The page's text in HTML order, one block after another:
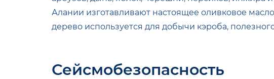
Алании изготавливают настоящее оливковое
дерево используется для добычи кэроба,
Сейсмобезопасность